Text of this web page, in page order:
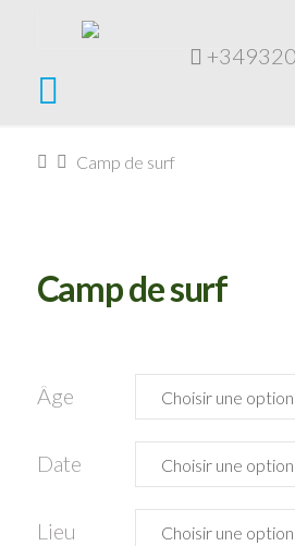
HomeCamp de surf
Camp de surf
Âge
Date
Lieu